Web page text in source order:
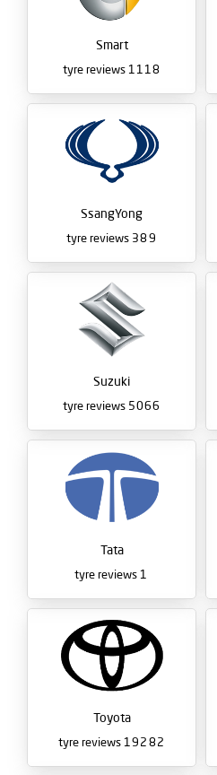
Smart
1118
tyre reviews
SsangYong
389
Suzuki
5066
tyre reviews
Tata
1
Toyota
19282